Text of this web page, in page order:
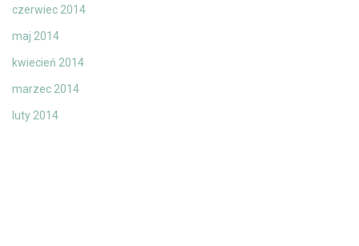
czerwiec 2014
maj 2014
kwiecień 2014
marzec 2014
luty 2014